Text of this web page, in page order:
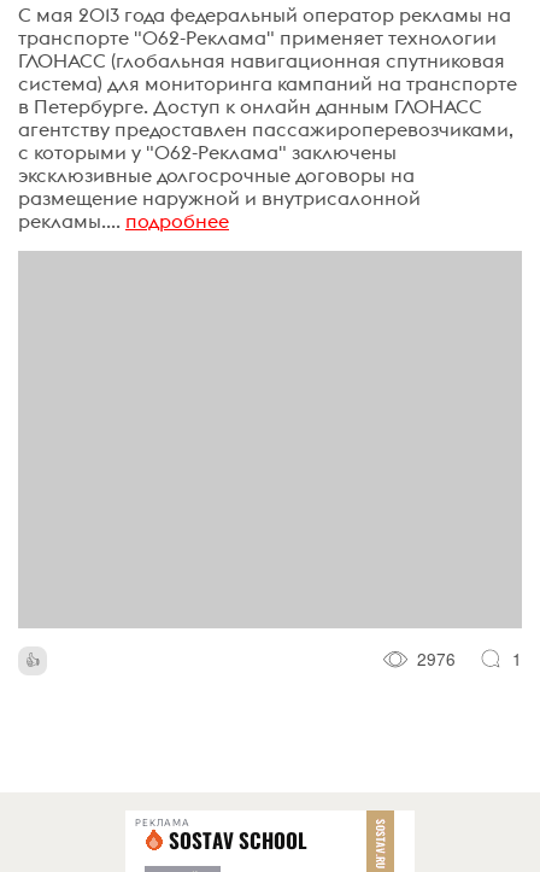
С мая 2013 года федеральный оператор рекламы на
транспорте "062-Реклама" применяет технологии
ГЛОНАСС (глобальная навигационная спутниковая
система) для мониторинга кампаний на транспорте
в Петербурге. Доступ к онлайн данным ГЛОНАСС
агентству предоставлен пассажироперевозчиками,
с которыми у "062-Реклама" заключены
эксклюзивные долгосрочные договоры на
размещение наружной и внутрисалонной
рекламы.... подробнее
2976 1
РЕКЛАМА